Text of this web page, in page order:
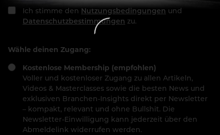
Ich stimme den Nutzungsbedingungen und
Datenschutzbestimmungen zu.
Wähle deinen Zugang:
Kostenlose Membership (empfohlen)
Voller und kostenloser Zugang zu allen Artikeln,
Videos & Masterclasses sowie die besten News und
exklusiven Branchen-Insights direkt per Newsletter
– kompakt, relevant und ohne Bullshit. Die
Newsletter-Einwilligung kann jederzeit über den
Abmeldelink widerrufen werden.